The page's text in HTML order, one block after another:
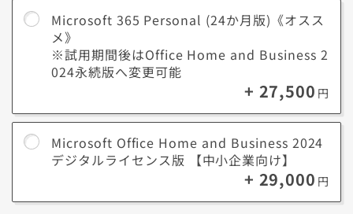
Business 2024
【買い切り型】
Word Excel PowerPoint Outlook OneNote
※一部のモデルでは選択できない場合がございます。
Microsoft 365とOfficeについて詳しくはこちら
■ Microsoft 365 Personalとは？
月額でいつでもOfficeアプリの最新版が利用できるサブスク型、AI機能
「Copilot」と1TBのクラウドストレージも利用可能。
1ユーザー(アカウント)あたりPCやスマートフォンなど最大5台のデバイ
*利用にはMicrosoftアカウントが必要です。
Microsoft 365 Personal (24か月版)《オスス
メ》
※試用期間後はOffice Home and Business 2
024永続版へ変更可能
+ 27,500 円
Microsoft Office Home and Business 2024
デジタルライセンス版 【中小企業向け】
+ 29,000 円